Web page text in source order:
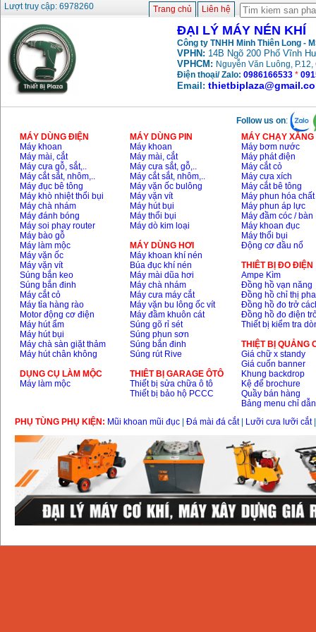
D1 (0.5HP)
Giá:12950000VND
Máy nén khí Puma
PX5160 (5HP)
Giá:27500000
Giá: 17900000
Máy nén khí không
dầu ABAC OM015
(1.5HP)
Giá:5250000
Lượt truy cập: 6978260
Trang chủ Liên hệ
ĐẠI LÝ MÁY NÉN KHÍ
Công ty TNHH Minh Thiên Long -
VPHN: 14B Ngõ 200 Phố Vĩnh
VPHCM: Nguyễn Văn Luông,
Điện thoại/ Zalo: 0986166533 *
Email:
Follow us on:
MÁY DÙNG ĐIỆN
Máy khoan
Máy mài, cắt
Máy cưa gỗ, sắt,..
Máy cắt sắt, nhôm,..
Máy đục bê tông
Máy khò nhiệt thổi bụi
Máy chà nhám
Máy đánh bóng
Máy soi phay router
Máy bào gỗ
Máy làm mộc
Máy vặn ốc
Máy vặn vít
Súng bắn keo
Súng bắn đinh
Máy cắt cỏ
Máy tỉa hàng rào
Motor động cơ điện
Máy hút ẩm
Máy hút bụi
Máy chà sàn giặt thảm
Máy hút chân không
DỤNG CỤ LÀM MỘC
Máy làm mộc
MÁY DÙNG PIN
Máy khoan
Máy mài, cắt
Máy cưa sắt, gỗ,..
Máy cắt sắt, nhôm,..
Máy vặn ốc bulông
Máy vặn vít
Máy hút bụi
Máy thổi bụi
Máy dò kim loại
MÁY DÙNG HƠI
Máy khoan khí nén
Búa đục khí nén
Máy mài dũa hơi
Máy chà nhám
Máy cưa máy cắt
Máy vặn bu lông ốc vít
Máy đầm khuôn cát
Súng gõ rỉ sét
Súng phun sơn
Súng bắn đinh
Súng rút Rive
THIÊT BỊ GARAGE ÔTÔ
Thiết bị sửa chữa ô tô
Thiết bị bảo hộ PCCC
MÁY CHẠY
Máy bơm nước
Máy phát điện
Máy cắt cỏ
Máy cưa xích
Máy cắt bê tông
Máy phun hóa chất
Máy phun áp lực
Máy đầm cóc / bàn
Máy khoan đục
Máy thổi bụi
Động cơ đầu nổ
THIÊT BỊ ĐO ĐIỆN
Ampe Kìm
Đồng hồ vạn năng
Đồng hồ chỉ thị pha
Đồng hồ đo trở
Đồng hồ đo điện
Thiết bị kiểm tra
THIỆT BỊ QUẢNG
Giá chữ x standy
Giá cuốn banner
Khung backdrop
Kệ để brochure
Quầy bán hàng
Bảng menu chỉ dẫn
PHỤ TÙNG PHỤ KIỆN: Mũi khoan mũi đục Đá mài đá cắt| Lưỡi cưa lưỡi cắt